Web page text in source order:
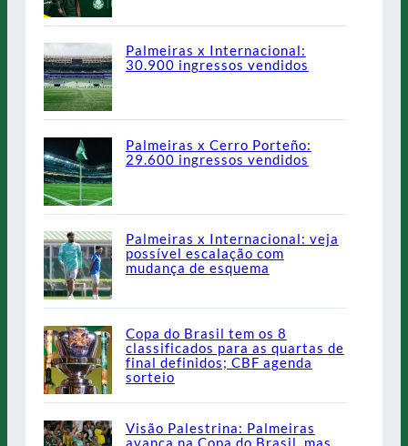
Palmeiras x Internacional:
30.900 ingressos vendidos
Palmeiras x Cerro Porteño:
29.600 ingressos vendidos
Palmeiras x Internacional: veja
possível escalação com
mudança de esquema
Copa do Brasil tem os 8
classificados para as quartas de
final definidos; CBF agenda
sorteio
Visão Palestrina: Palmeiras
avança na Copa do Brasil, mas